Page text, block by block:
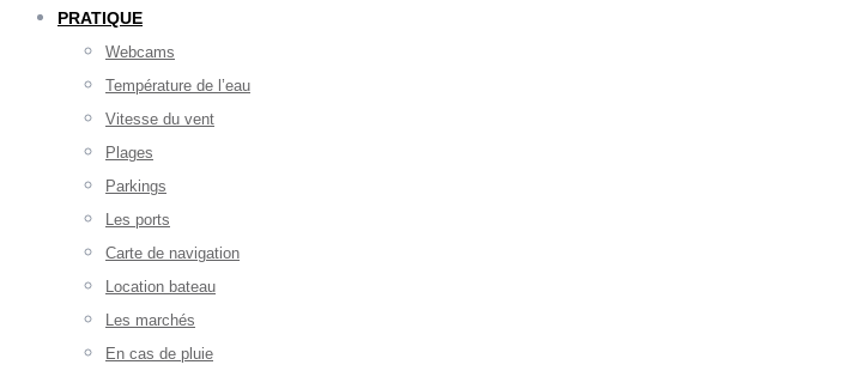
PRATIQUE
Webcams
Température de l’eau
Vitesse du vent
Plages
Parkings
Les ports
Carte de navigation
Location bateau
Les marchés
En cas de pluie